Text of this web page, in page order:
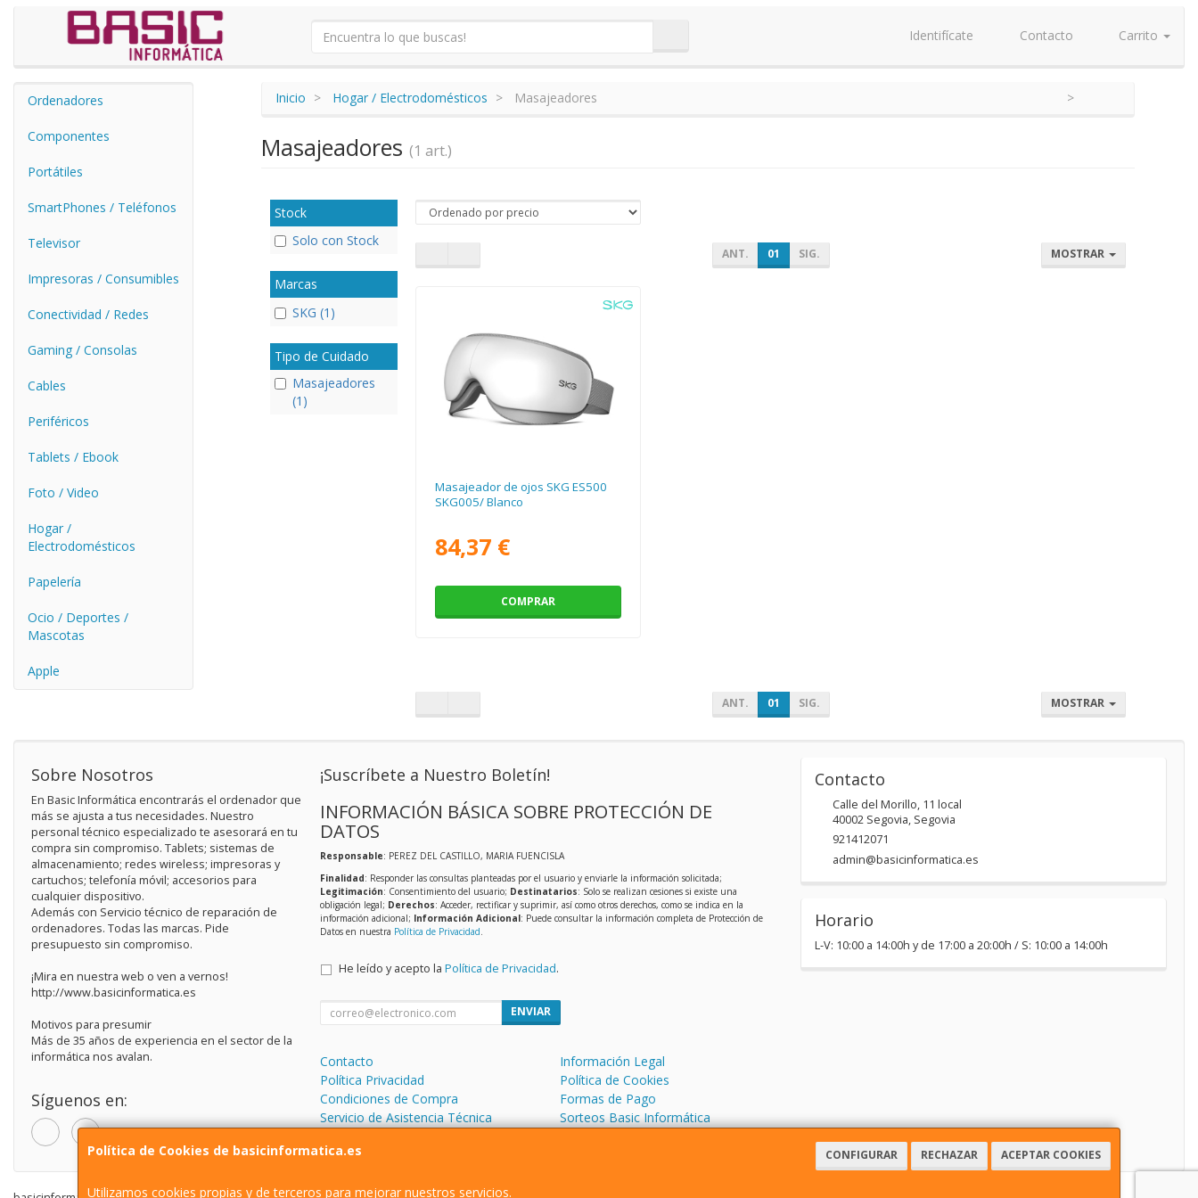
Identifícate Contacto Carrito
Ordenadores
Componentes
Portátiles
SmartPhones / Teléfonos
Televisor
Impresoras / Consumibles
Conectividad / Redes
Gaming / Consolas
Cables
Periféricos
Tablets / Ebook
Foto / Video
Hogar /
Electrodomésticos
Papelería
Ocio / Deportes /
Mascotas
Apple
Inicio Hogar / Electrodomésticos Masajeadores
Masajeadores (1 art.)
Stock
Solo con Stock
Marcas
SKG (1)
Tipo de Cuidado
Masajeadores
(1)
ANT. 01 SIG. MOSTRAR
Masajeador de ojos SKG ES500
SKG005/ Blanco
84,37 €
COMPRAR
ANT. 01 SIG. MOSTRAR
Política de Cookies de basicinformatica.es CONFIGURAR RECHAZAR ACEPTAR COOKIES
Utilizamos cookies propias y de terceros para mejorar nuestros servicios.
Sobre Nosotros
En Basic Informática encontrarás el ordenador que
más se ajusta a tus necesidades. Nuestro
personal técnico especializado te asesorará en tu
compra sin compromiso. Tablets; sistemas de
almacenamiento; redes wireless; impresoras y
cartuchos; telefonía móvil; accesorios para
cualquier dispositivo.
Además con Servicio técnico de reparación de
ordenadores. Todas las marcas. Pide
presupuesto sin compromiso.
¡Mira en nuestra web o ven a vernos!
http://www.basicinformatica.es
Motivos para presumir
Más de 35 años de experiencia en el sector de la
informática nos avalan.
Síguenos en:
¡Suscríbete a Nuestro Boletín!
INFORMACIÓN BÁSICA SOBRE PROTECCIÓN DE
DATOS
Responsable: PEREZ DEL CASTILLO, MARIA FUENCISLA
Finalidad: Responder las consultas planteadas por el usuario y enviarle la información solicitada;
Legitimación: Consentimiento del usuario; Destinatarios: Solo se realizan cesiones si existe una
obligación legal; Derechos: Acceder, rectificar y suprimir, así como otros derechos, como se indica en la
información adicional; Información Adicional: Puede consultar la información completa de Protección de
Datos en nuestra Política de Privacidad.
He leído y acepto la Política de Privacidad.
ENVIAR
Contacto
Información Legal
Política Privacidad
Política de Cookies
Condiciones de Compra
Formas de Pago
Servicio de Asistencia Técnica
Sorteos Basic Informática
Contacto
Calle del Morillo, 11 local
40002 Segovia, Segovia
921412071
admin@basicinformatica.es
Horario
L-V: 10:00 a 14:00h y de 17:00 a 20:00h / S: 10:00 a 14:00h